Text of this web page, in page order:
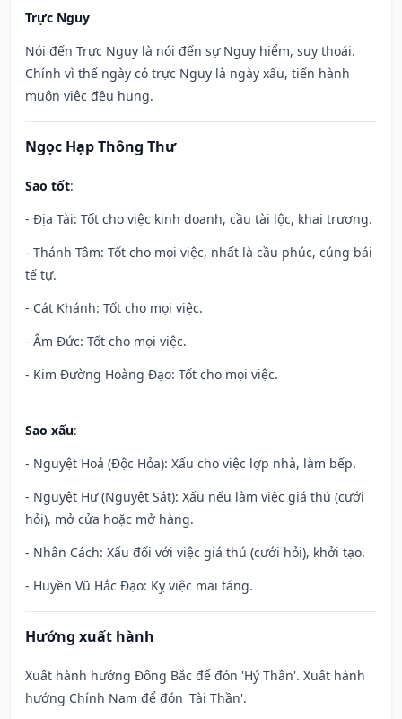
Trực Nguy
Nói đến Trực Nguy là nói đến sự Nguy hiểm, suy thoái.
Chính vì thế ngày có trực Nguy là ngày xấu, tiến hành
muôn việc đều hung.
Ngọc Hạp Thông Thư
Sao tốt:
- Địa Tài: Tốt cho việc kinh doanh, cầu tài lộc, khai trương.
- Thánh Tâm: Tốt cho mọi việc, nhất là cầu phúc, cúng bái
tế tự.
- Cát Khánh: Tốt cho mọi việc.
- Âm Đức: Tốt cho mọi việc.
- Kim Đường Hoàng Đạo: Tốt cho mọi việc.
Sao xấu:
- Nguyệt Hoả (Độc Hỏa): Xấu cho việc lợp nhà, làm bếp.
- Nguyệt Hư (Nguyệt Sát): Xấu nếu làm việc giá thú (cưới
hỏi), mở cửa hoặc mở hàng.
- Nhân Cách: Xấu đối với việc giá thú (cưới hỏi), khởi tạo.
- Huyền Vũ Hắc Đạo: Kỵ việc mai táng.
Hướng xuất hành
Xuất hành hướng Đông Bắc để đón 'Hỷ Thần'. Xuất hành
hướng Chính Nam để đón 'Tài Thần'.